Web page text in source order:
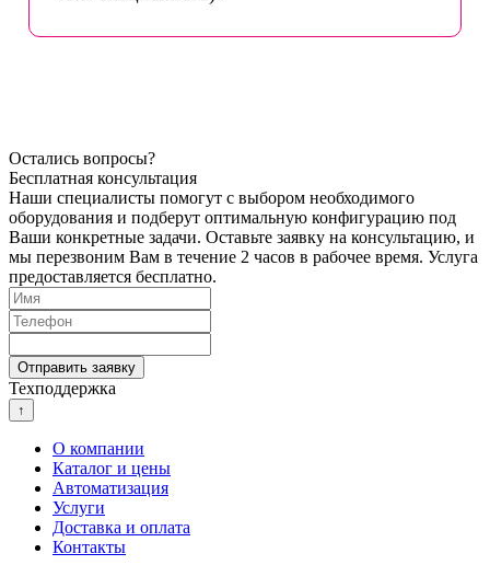
Остались вопросы?
Бесплатная консультация
Наши специалисты помогут с выбором необходимого
оборудования и подберут оптимальную конфигурацию под
Ваши конкретные задачи. Оставьте заявку на консультацию, и
мы перезвоним Вам в течение 2 часов в рабочее время. Услуга
предоставляется бесплатно.
Техподдержка
↑
О компании
Каталог и цены
Автоматизация
Услуги
Доставка и оплата
Контакты